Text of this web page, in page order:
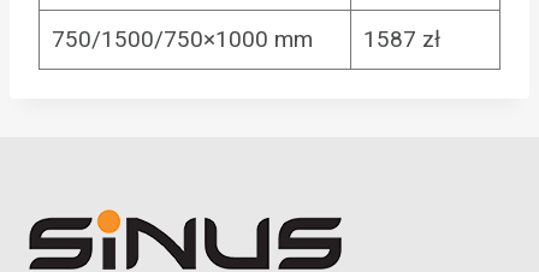
750/1500/750×1000 mm 1587 zł